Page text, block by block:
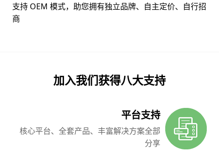
支持 OEM 模式，助您拥有独立品牌、自主定价、自行招
商
加入我们获得八大支持
平台支持
核心平台、全套产品、丰富解决方案全部
分享